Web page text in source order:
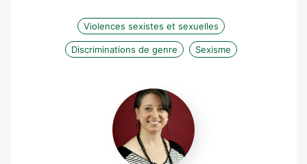
Violences sexistes et sexuelles
Discriminations de genre Sexisme
Maïka
Billard